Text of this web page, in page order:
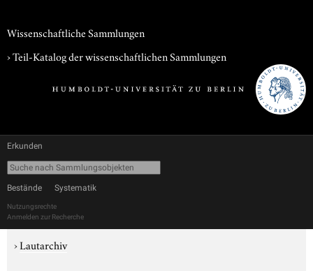
Wissenschaftliche Sammlungen
› Teil-Katalog der wissenschaftlichen Sammlungen
Erkunden
Bestände Systematik
Nutzungsrechte
Anmelden zur Recherche
›Lautarchiv